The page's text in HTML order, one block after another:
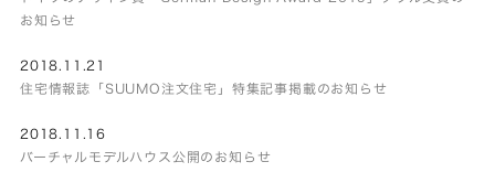
お知らせ
2018.11.21
住宅情報誌「SUUMO注文住宅」特集記事掲載のお知らせ
2018.11.16
バーチャルモデルハウス公開のお知らせ